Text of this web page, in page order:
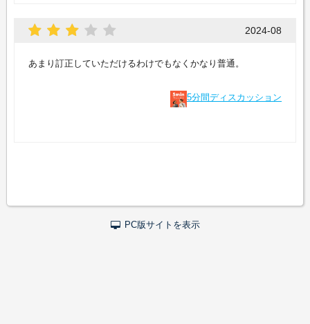
2024-08
あまり訂正していただけるわけでもなくかなり普通。
5分間ディスカッション
PC版サイトを表示